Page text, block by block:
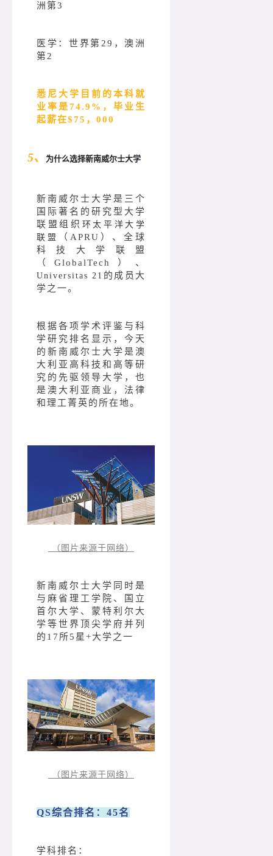
洲第3
医学：世界第29，澳洲
第2
悉尼大学目前的本科就
业率是74.9%，毕业生
起薪在$75，000
5、 为什么选择新南威尔士大学
新南威尔士大学是三个
国际著名的研究型大学
联盟组织 环太平洋大学
联盟
（APRU）、全球
科技大学联盟
（GlobalTech）、
Universitas 21 的成员大
学之一。
根据各项学术评鉴与科
学研究排名显示，今天
的新南威尔士大学是澳
大利亚高科技和高等研
究的先驱领导大学，也
是澳大利亚商业，法律
和理工菁英的所在地。
（图片来源于网络）
新南威尔士大学同时是
与麻省理工学院、国立
首尔大学、蒙特利尔大
学等世界顶尖学府并列
的17所5星+大学之一
（图片来源于网络）
QS综合排名：45名
学科排名：